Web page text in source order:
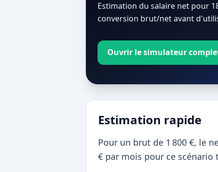
Estimation du salaire net pour
conversion brut/net avant
Ouvrir le simulateur
Estimation rapide
Pour un brut de 1 800 €, le
€ par mois pour ce scénario